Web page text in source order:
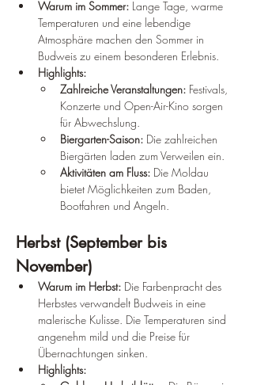
Warum im Sommer: Lange Tage, warme
Temperaturen und eine lebendige
Atmosphäre machen den Sommer in
Budweis zu einem besonderen Erlebnis.
Highlights:
Zahlreiche Veranstaltungen: Festivals,
Konzerte und Open-Air-Kino sorgen
für Abwechslung.
Biergarten-Saison: Die zahlreichen
Biergärten laden zum Verweilen ein.
Aktivitäten am Fluss: Die Moldau
bietet Möglichkeiten zum Baden,
Bootfahren und Angeln.
Herbst (September bis
November)
Warum im Herbst: Die Farbenpracht des
Herbstes verwandelt Budweis in eine
malerische Kulisse. Die Temperaturen sind
angenehm mild und die Preise für
Übernachtungen sinken.
Highlights: